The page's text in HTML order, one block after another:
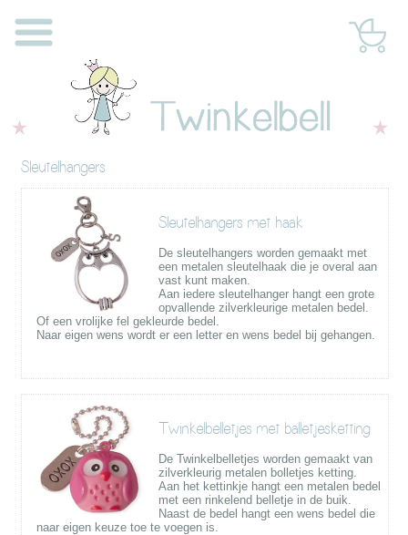
Sleutelhangers
Sleutelhangers met haak
De sleutelhangers worden gemaakt met
een metalen sleutelhaak die je overal aan
vast kunt maken.
Aan iedere sleutelhanger hangt een grote
opvallende zilverkleurige metalen bedel.
Of een vrolijke fel gekleurde bedel.
Naar eigen wens wordt er een letter en wens bedel bij gehangen.
Twinkelbelletjes met balletjesketting
De Twinkelbelletjes worden gemaakt van
zilverkleurig metalen bolletjes ketting.
Aan het kettinkje hangt een metalen bedel
met een rinkelend belletje in de buik.
Naast de bedel hangt een wens bedel die
naar eigen keuze toe te voegen is.